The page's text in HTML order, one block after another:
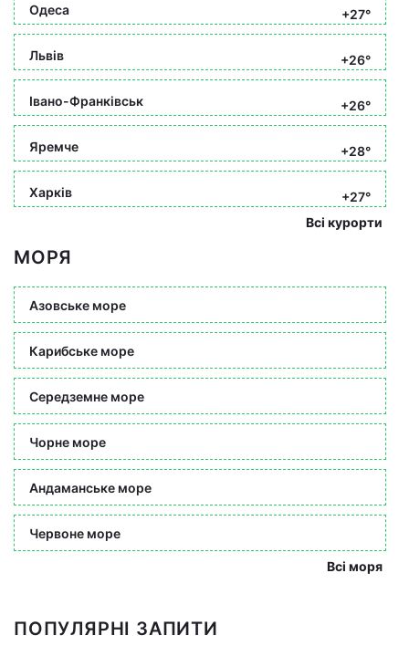
Одеса +27°
Львів +26°
Івано-Франківськ +26°
Яремче +28°
Харків
+27°
Всі курорти
МОРЯ
Азовське море
Карибське море
Середземне море
Чорне море
Андаманське море
Червоне море
Всі моря
ПОПУЛЯРНІ ЗАПИТИ